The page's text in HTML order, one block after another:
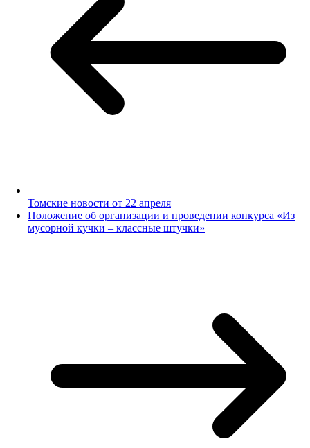
Томские новости от 22 апреля
Положение об организации и проведении конкурса «Из
мусорной кучки – классные штучки»